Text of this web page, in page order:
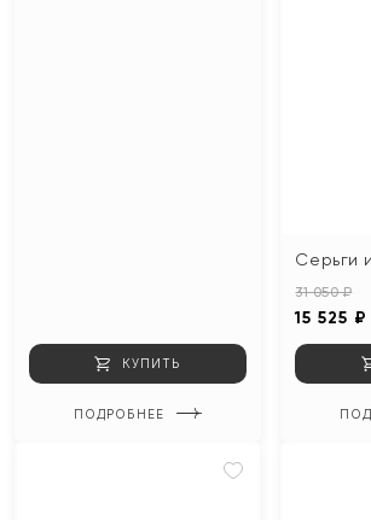
КУПИТЬ
ПОДРОБНЕЕ
Серьги
31 050 ₽
15 525 ₽